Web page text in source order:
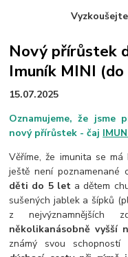
Nový přírůstek
Imuník MINI
15.07.2025
Oznamujeme, že jsme
nový přírůstek - čaj
Věříme, že imunita se
ještě není poznamenané
děti do 5 leta dětem
sušených jablek a šípků
z nejvýznamnějších
několikanásobně vyšší
známý svou schopností